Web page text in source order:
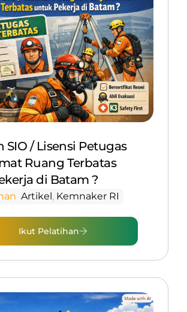
SIO / Lisensi Petugas
Ruang Terbatas
di Batam ?
Artikel, Kemnaker RI
Ikut Pelatihan